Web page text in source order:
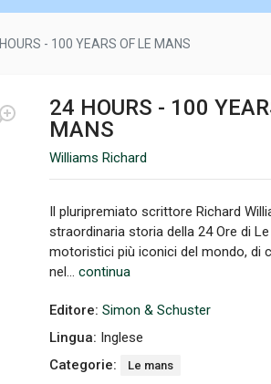
- 100 YEARS OF LE MANS
24 HOURS - 100
MANS
Williams Richard
Il pluripremiato scrittore Richard
straordinaria storia della 24 Ore di
motoristici più iconici del mondo, di
nel... continua
Editore: Simon & Schuster
Lingua: Inglese
Categorie:
Le mans